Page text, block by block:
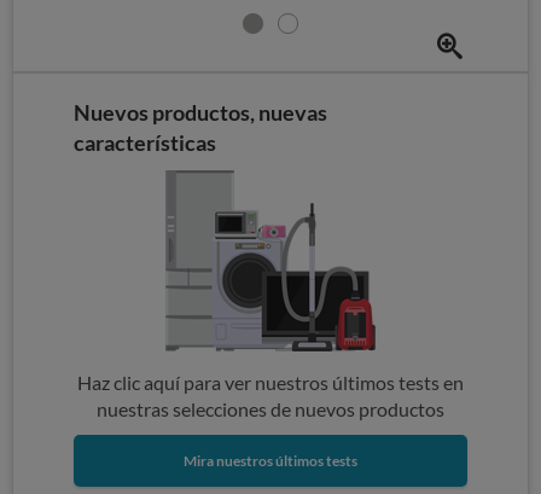
Nuevos productos, nuevas
características
Haz clic aquí para ver nuestros últimos tests en
nuestras selecciones de nuevos productos
Mira nuestros últimos tests